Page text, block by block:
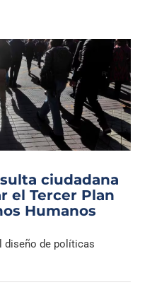
ciudadana
el Tercer Plan
Humanos
diseño de políticas